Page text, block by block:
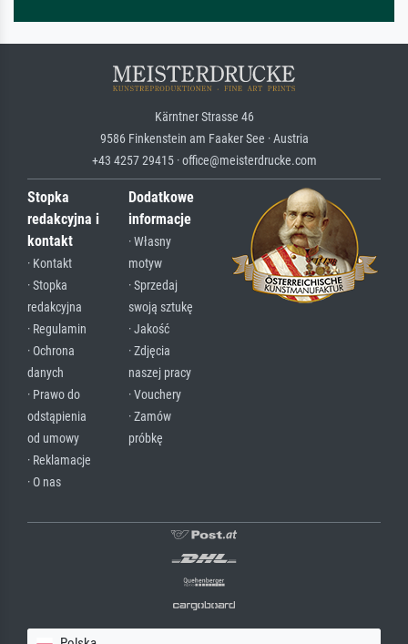
Kärntner Strasse 46
9586 Finkenstein am Faaker See · Austria
+43 4257 29415 · office@meisterdrucke.com
Stopka
redakcyjna i
kontakt
· Kontakt
· Stopka
redakcyjna
· Regulamin
· Ochrona
danych
· Prawo do
odstąpienia
od umowy
· Reklamacje
· O nas
Dodatkowe
informacje
· Własny
motyw
· Sprzedaj
swoją sztukę
· Jakość
· Zdjęcia
naszej pracy
· Vouchery
· Zamów
próbkę